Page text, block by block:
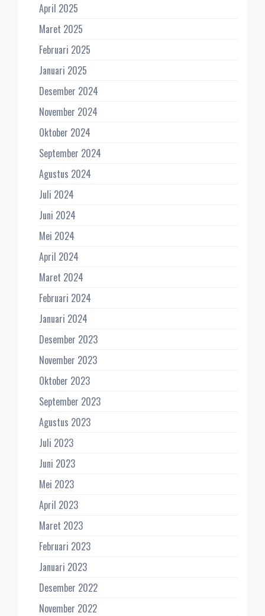
April 2025
Maret 2025
Februari 2025
Januari 2025
Desember 2024
November 2024
Oktober 2024
September 2024
Agustus 2024
Juli 2024
Juni 2024
Mei 2024
April 2024
Maret 2024
Februari 2024
Januari 2024
Desember 2023
November 2023
Oktober 2023
September 2023
Agustus 2023
Juli 2023
Juni 2023
Mei 2023
April 2023
Maret 2023
Februari 2023
Januari 2023
Desember 2022
November 2022